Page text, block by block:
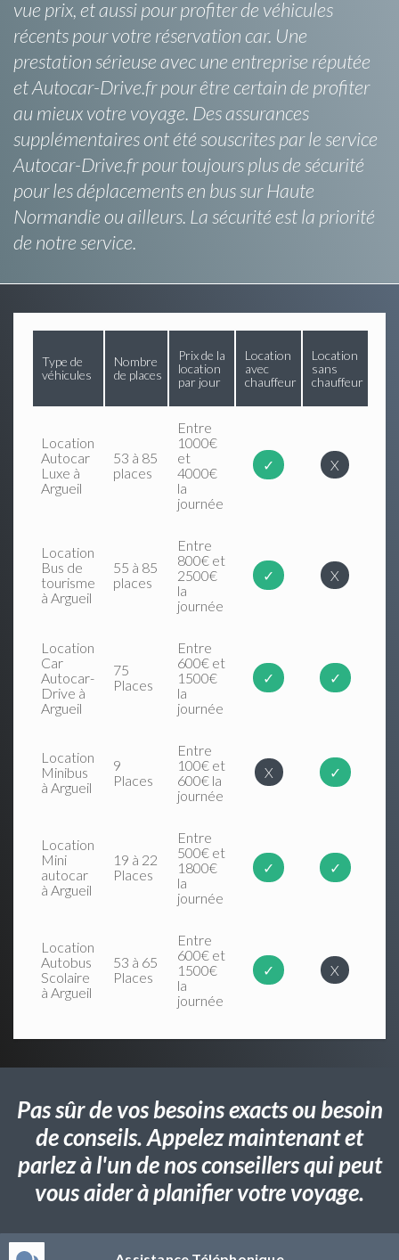
vue prix, et aussi pour profiter de véhicules
récents pour votre réservation car. Une
prestation sérieuse avec une entreprise réputée
et Autocar-Drive.fr pour être certain de profiter
au mieux votre voyage. Des assurances
supplémentaires ont été souscrites par le service
Autocar-Drive.fr pour toujours plus de sécurité
pour les déplacements en bus sur Haute
Normandie ou ailleurs. La sécurité est la priorité
de notre service.
Type de
véhicules
Nombre
de places
Prix de la
location
par jour
Location
avec
chauffeur
Location
sans
chauffeur
Location
Autocar
Luxe à
Argueil
53 à 85
places
Entre
1000€
et
4000€
la
journée
✓ X
Location
Bus de
tourisme
à Argueil
55 à 85
places
Entre
800€ et
2500€
la
journée
✓ X
Location
Car
Autocar-
Drive à
Argueil
75
Places
Entre
600€ et
1500€
la
journée
✓ ✓
Location
Minibus
à Argueil
9
Places
Entre
100€ et
600€ la
journée
X ✓
Location
Mini
autocar
à Argueil
19 à 22
Places
Entre
500€ et
1800€
la
journée
✓ ✓
Location
Autobus
Scolaire
à Argueil
53 à 65
Places
Entre
600€ et
1500€
la
journée
✓ X
Pas sûr de vos besoins exacts ou besoin
de conseils. Appelez maintenant et
parlez à l'un de nos conseillers qui peut
vous aider à planifier votre voyage.